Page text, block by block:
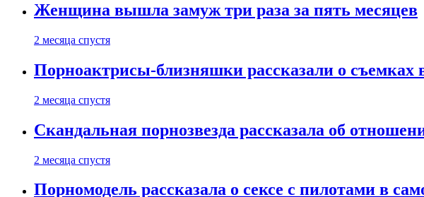
Женщина вышла замуж три раза за пять месяцев
2 месяца спустя
Порноактрисы-близняшки рассказали о съемках
2 месяца спустя
Скандальная порнозвезда рассказала об
2 месяца спустя
Порномодель рассказала о сексе с пилотами в